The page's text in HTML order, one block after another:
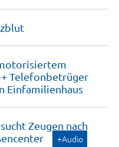
Telefonbetrüger
Einfamilienhaus
Zeugen nach
+Audio